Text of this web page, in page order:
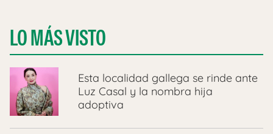
LO MÁS VISTO
Esta localidad gallega se rinde ante
Luz Casal y la nombra hija
adoptiva